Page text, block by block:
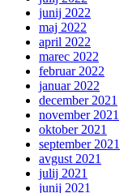
junij 2022
maj 2022
april 2022
marec 2022
februar 2022
januar 2022
december 2021
november 2021
oktober 2021
september 2021
avgust 2021
julij 2021
junij 2021